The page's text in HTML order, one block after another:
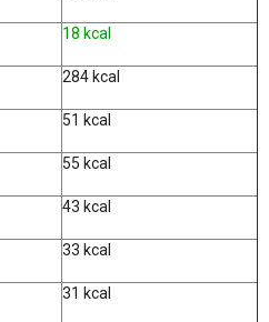
18 kcal
284 kcal
51 kcal
55 kcal
43 kcal
33 kcal
31 kcal